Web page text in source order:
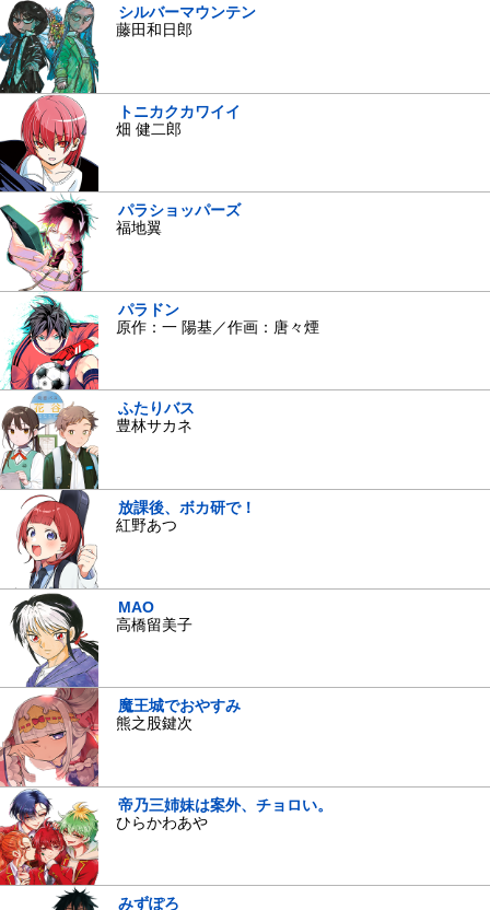
シルバーマウンテン
藤田和日郎
トニカクカワイイ
畑 健二郎
パラショッパーズ
福地翼
パラドン
原作：一 陽基／作画：唐々煙
ふたりバス
豊林サカネ
放課後、ボカ研で！
紅野あつ
MAO
高橋留美子
魔王城でおやすみ
熊之股鍵次
帝乃三姉妹は案外、チョロい。
ひらかわあや
みずぽろ